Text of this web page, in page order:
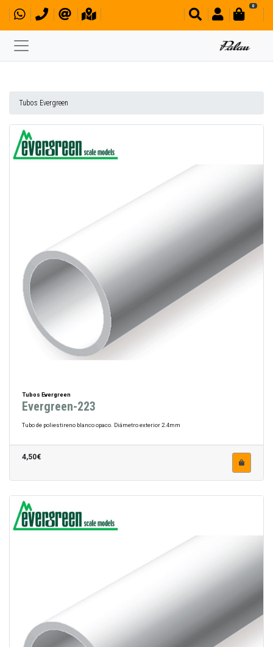
0
Tubos Evergreen
Tubos Evergreen
Evergreen-223
Tubo de poliestireno blanco opaco. Diámetro exterior 2.4mm
4,50€